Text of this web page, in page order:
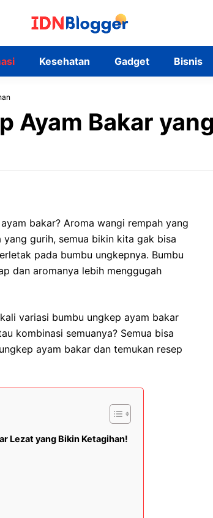
Kesehatan Gadget Bisnis
Ayam Bakar
bakar? Aroma wangi rempah yang
gurih, semua bikin kita gak bisa
pada bumbu ungkepnya. Bumbu
dan aromanya lebih menggugah
variasi bumbu ungkep ayam bakar
kombinasi semuanya? Semua bisa
ayam bakar dan temukan resep
Lezat yang Bikin Ketagihan!